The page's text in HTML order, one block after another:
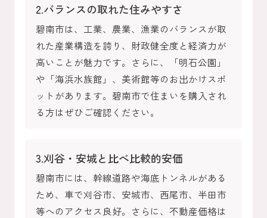
2.バランスの取れた住みやすさ
碧南市は、工業、農業、漁業のバランスが取
れた産業構造を誇り、財政健全度と経済力が
高いことが魅力です。さらに、「明石公園」
や「海浜水族館」、美術館等のお出かけスポ
ットがあります。碧南市で住まいを購入され
る方はぜひご確認ください。
3.刈谷・安城と比べ比較的安価
碧南市には、幹線道路や海底トンネルがある
ため、車で刈谷市、安城市、西尾市、半田市
等へのアクセス良好。さらに、不動産価格は